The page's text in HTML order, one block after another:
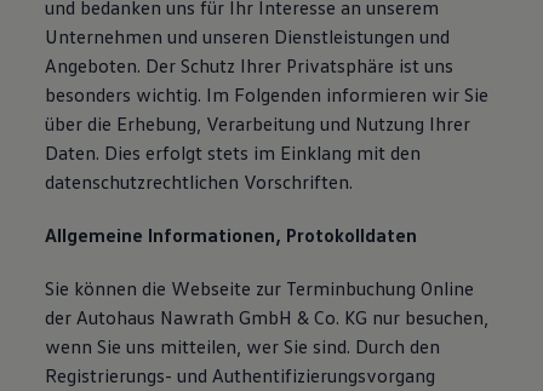
und bedanken uns für Ihr Interesse an unserem
Unternehmen und unseren Dienstleistungen und
Angeboten. Der Schutz Ihrer Privatsphäre ist uns
besonders wichtig. Im Folgenden informieren wir Sie
über die Erhebung, Verarbeitung und Nutzung Ihrer
Daten. Dies erfolgt stets im Einklang mit den
datenschutzrechtlichen Vorschriften.
Allgemeine Informationen, Protokolldaten
Sie können die Webseite zur Terminbuchung Online
der Autohaus Nawrath GmbH & Co. KG nur besuchen,
wenn Sie uns mitteilen, wer Sie sind. Durch den
Registrierungs- und Authentifizierungsvorgang